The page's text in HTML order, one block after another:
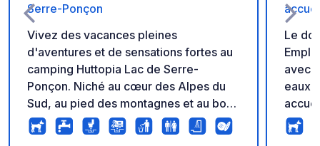
Serre-Ponçon
Vivez des vacances pleines
d'aventures et de sensations fortes au
camping Huttopia Lac de Serre-
Ponçon. Niché au cœur des Alpes du
Sud, au pied des montagnes et au bord
du plus grand lac artificiel d'Europe, le
Camping Huttopia du Lac de Serre-
Le
avec
eaux
et